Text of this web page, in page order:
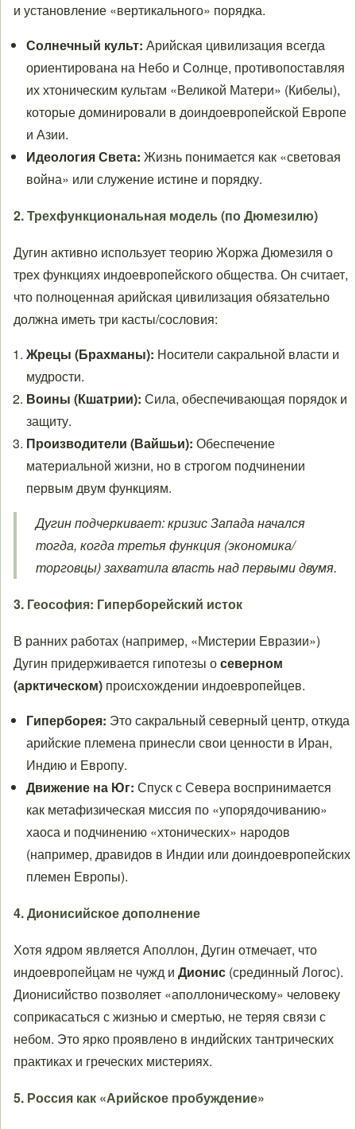
и установление «вертикального» порядка.
Солнечный культ: Арийская цивилизация всегда
ориентирована на Небо и Солнце, противопоставляя
их хтоническим культам «Великой Матери» (Кибелы),
которые доминировали в доиндоевропейской Европе
и Азии.
Идеология Света: Жизнь понимается как «световая
война» или служение истине и порядку.
2. Трехфункциональная модель (по Дюмезилю)
Дугин активно использует теорию Жоржа Дюмезиля о
трех функциях индоевропейского общества. Он считает,
что полноценная арийская цивилизация обязательно
должна иметь три касты/сословия:
Жрецы (Брахманы): Носители сакральной власти и
мудрости.
Воины (Кшатрии): Сила, обеспечивающая порядок и
защиту.
Производители (Вайшьи): Обеспечение
материальной жизни, но в строгом подчинении
первым двум функциям.
Дугин подчеркивает: кризис Запада начался
тогда, когда третья функция (экономика/
торговцы) захватила власть над первыми двумя.
3. Геософия: Гиперборейский исток
В ранних работах (например, «Мистерии Евразии»)
Дугин придерживается гипотезы осеверном
(арктическом) происхождении индоевропейцев.
Гиперборея: Это сакральный северный центр, откуда
арийские племена принесли свои ценности в Иран,
Индию и Европу.
Движение на Юг: Спуск с Севера воспринимается
как метафизическая миссия по «упорядочиванию»
хаоса и подчинению «хтонических» народов
(например, дравидов в Индии или доиндоевропейских
племен Европы).
4. Дионисийское дополнение
Хотя ядром является Аполлон, Дугин отмечает, что
индоевропейцам не чужд и Дионис (срединный Логос).
Дионисийство позволяет «аполлоническому» человеку
соприкасаться с жизнью и смертью, не теряя связи с
небом. Это ярко проявлено в индийских тантрических
практиках и греческих мистериях.
5. Россия как «Арийское пробуждение»